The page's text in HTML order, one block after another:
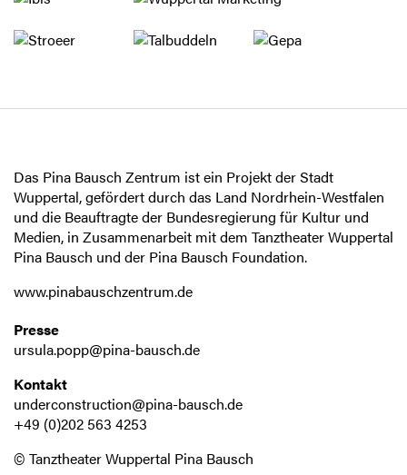
Das Pina Bausch Zentrum ist ein Projekt der Stadt
Wuppertal, gefördert durch das Land Nordrhein-Westfalen
und die Beauftragte der Bundesregierung für Kultur und
Medien, in Zusammenarbeit mit dem Tanztheater Wuppertal
Pina Bausch und der Pina Bausch Foundation.
www.pinabauschzentrum.de
Presse
ursula.popp@pina-bausch.de
Kontakt
underconstruction@pina-bausch.de
+49 (0)202 563 4253
© Tanztheater Wuppertal Pina Bausch